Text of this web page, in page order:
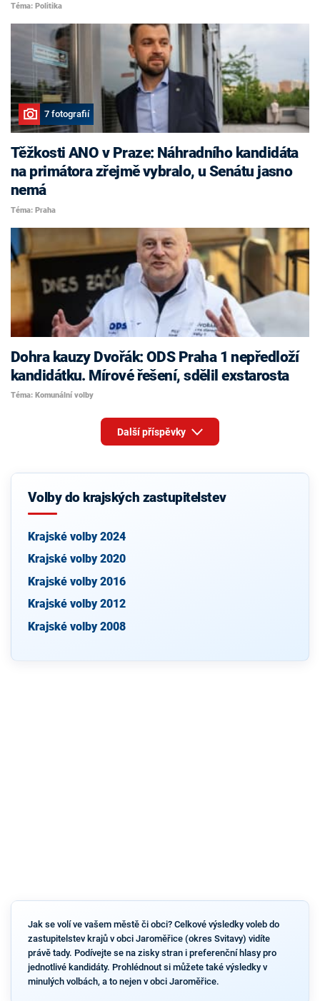
Téma: Politika
7 fotografií
Těžkosti ANO v Praze: Náhradního kandidáta
na primátora zřejmě vybralo, u Senátu jasno
nemá
Téma: Praha
Dohra kauzy Dvořák: ODS Praha 1 nepředloží
kandidátku. Mírové řešení, sdělil exstarosta
Téma: Komunální volby
Další příspěvky
Volby do krajských zastupitelstev
Krajské volby 2024
Krajské volby 2020
Krajské volby 2016
Krajské volby 2012
Krajské volby 2008
Jak se volí ve vašem městě či obci? Celkové výsledky voleb do
zastupitelstev krajů v obci Jaroměřice (okres Svitavy) vidíte
právě tady. Podívejte se na zisky stran i preferenční hlasy pro
jednotlivé kandidáty. Prohlédnout si můžete také výsledky v
minulých volbách, a to nejen v obci Jaroměřice.